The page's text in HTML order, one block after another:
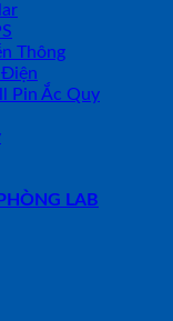
Thông
Pin Ắc Quy
LAB